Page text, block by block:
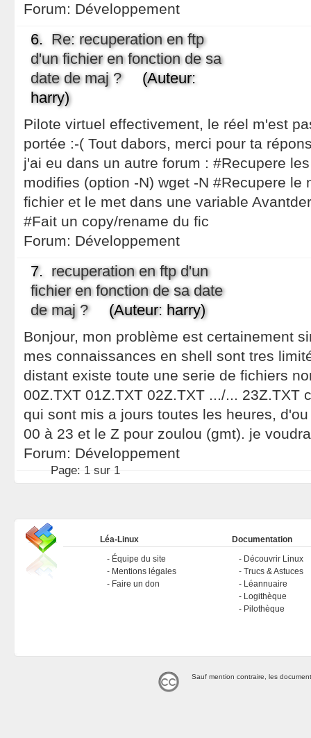
Forum: Développement
6. Re: recuperation en ftp
d'un fichier en fonction de sa
date de maj ?(Auteur:
harry)
Pilote virtuel effectivement, le réel m'est
portée :-( Tout dabors, merci pour ta
j'ai eu dans un autre forum : #Recupere
modifies (option -N) wget -N #Recupere le
fichier et le met dans une variable
#Fait un copy/rename du fic
Forum: Développement
7. recuperation en ftp d'un
fichier en fonction de sa date
de maj ?(Auteur: harry)
Bonjour, mon problème est certainement
mes connaissances en shell sont tres
distant existe toute une serie de fichiers
00Z.TXT 01Z.TXT 02Z.TXT .../... 23Z.TXT
qui sont mis a jours toutes les heures,
00 à 23 et le Z pour zoulou (gmt). je
Forum: Développement
Page: 1 sur 1
Léa-Linux
Équipe du site
Mentions légales
Faire un don
Documentation
Découvrir Linux
Trucs & Astuces
Léannuaire
Logithèque
Pilothèque
Sauf mention contraire, les